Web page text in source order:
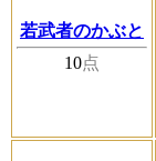
若武者のかぶと
10点